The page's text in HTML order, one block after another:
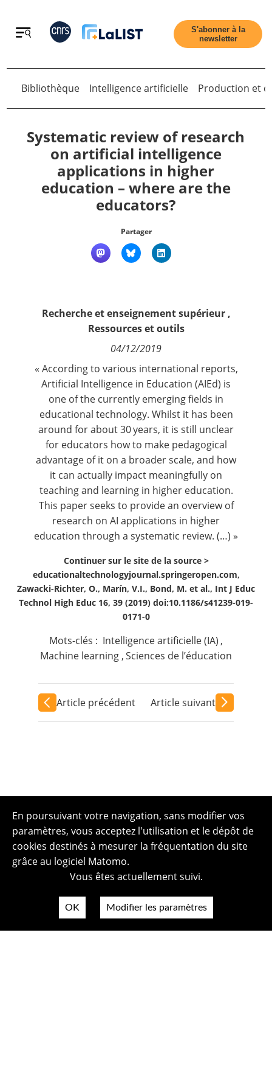
Retour
Qui sommes nous ?
Nous suivre
S'abonner à la
newsletter
Retour
Bibliothèque Intelligence artificielle Production et
Systematic review of research
on artificial intelligence
applications in higher
education – where are the
educators?
Partager
Recherche et enseignement supérieur,
Ressources et outils
04/12/2019
« According to various international reports,
Artificial Intelligence in Education (AIEd) is
one of the currently emerging fields in
educational technology. Whilst it has been
around for about 30 years, it is still unclear
for educators how to make pedagogical
advantage of it on a broader scale, and how
it can actually impact meaningfully on
teaching and learning in higher education.
This paper seeks to provide an overview of
research on AI applications in higher
education through a systematic review. (…) »
Continuer sur le site de la source >
educationaltechnologyjournal.springeropen.com,
Zawacki-Richter, O., Marín, V.I., Bond, M. et al., Int J Educ
Technol High Educ 16, 39 (2019) doi:10.1186/s41239-019-
0171-0
Mots-clés : Intelligence artificielle (IA) ,
Machine learning ,Sciences de l’éducation
Article précédent Article suivant
En poursuivant votre navigation, sans modifier vos
paramètres, vous acceptez l'utilisation et le dépôt de
cookies destinés à mesurer la fréquentation du site
grâce au logiciel Matomo.
Vous êtes actuellement suivi.
OK Modifier les paramètres